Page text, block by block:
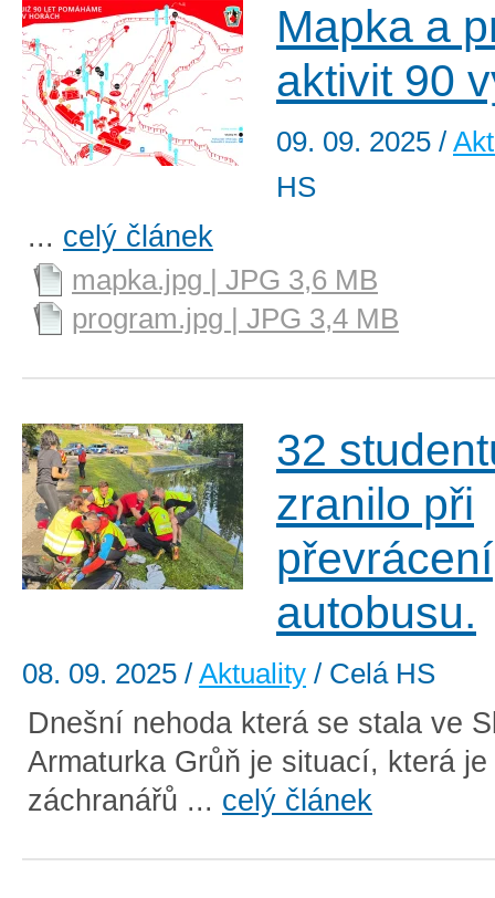
Mapka a
aktivit 90
09. 09. 2025 /
HS
... celý článek
mapka.jpg | JPG 3,6 MB
program.jpg | JPG 3,4 MB
32
zranilo při
převrácení
autobusu.
08. 09. 2025 / Aktuality / Celá HS
Dnešní nehoda která se stala ve
Armaturka Grůň je situací, která
záchranářů ... celý článek